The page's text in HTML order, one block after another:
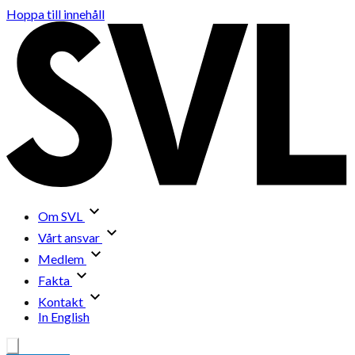
Hoppa till innehåll
Om SVL
Vårt ansvar
Medlem
Fakta
Kontakt
In English